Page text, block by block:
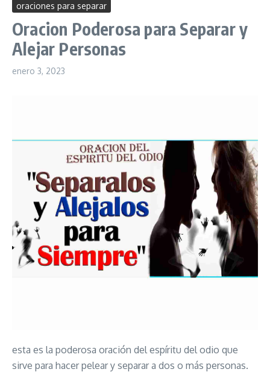
oraciones para separar
Oracion Poderosa para Separar y
Alejar Personas
enero 3, 2023
esta es la poderosa oración del espíritu del odio que
sirve para hacer pelear y separar a dos o más personas.